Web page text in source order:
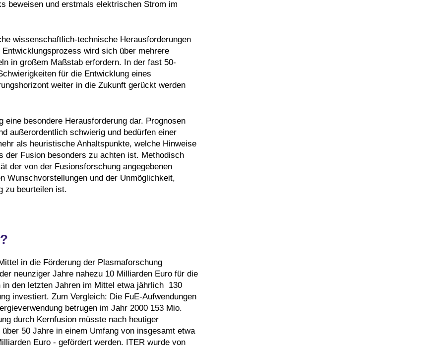
beweisen und erstmals elektrischen Strom im
wissenschaftlich-technische Herausforderungen
wird sich über mehrere
in großem Maßstab erfordern. In der fast 50-
für die Entwicklung eines
weiter in die Zukunft gerückt werden
besondere Herausforderung dar. Prognosen
außerordentlich schwierig und bedürfen einer
als heuristische Anhaltspunkte, welche Hinweise
der Fusion besonders zu achten ist. Methodisch
der von der Fusionsforschung angegebenen
Wunschvorstellungen und der Unmöglichkeit,
zu beurteilen ist.
in die Förderung der Plasmaforschung
neunziger Jahre nahezu 10 Milliarden Euro für die
in den letzten Jahren im Mittel etwa jährlich 130
investiert. Zum Vergleich: Die FuE-Aufwendungen
betrugen im Jahr 2000 153 Mio.
durch Kernfusion müsste nach heutiger
50 Jahre in einem Umfang von insgesamt etwa
Euro - gefördert werden. ITER wurde von